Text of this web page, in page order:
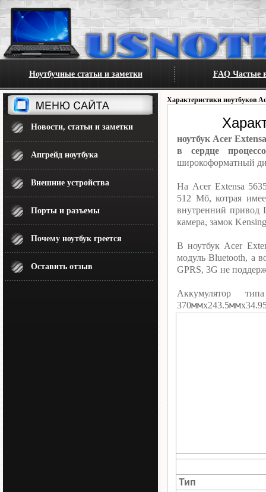
Ноутбучные статьи и заметки FAQ Частые
Новости, статьи и заметки
Апгрейд ноутбука
Внешние устройства
Порты и разъемы
Почему ноутбук греется
Оставить отзыв
Характеристики ноутбуков
ноутбук Acer
в сердце
широкоформатный
На Acer Extensa
512 Мб, котрая
внутренний привод
камера, замок
В ноутбук Acer
модуль Bluetooth, а
GPRS, 3G не
Аккумулятор
370ммх243.5мм
Тип